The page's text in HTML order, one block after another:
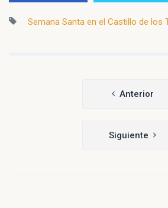
Semana Santa en el Castillo de los
Anterior
Siguiente